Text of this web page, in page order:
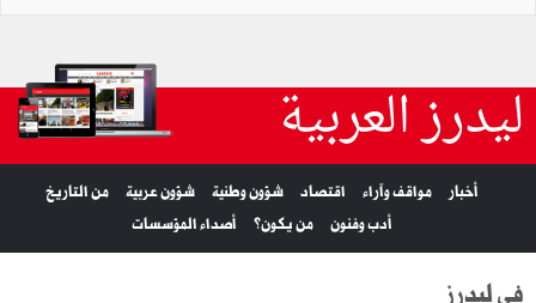
ليدرز العربية
أخبار مواقف وآراء اقتصاد شؤون وطنية شؤون عربية
من التاريخ
أدب وفنون
من يكون؟ أصداء المؤسسات
في ليدرز